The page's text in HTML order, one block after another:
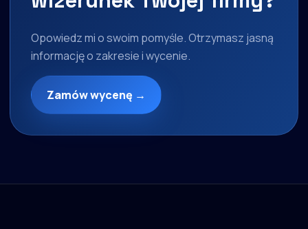
Opowiedz mi o swoim pomyśle. Otrzymasz jasną
informację o zakresie i wycenie.
Zamów wycenę →